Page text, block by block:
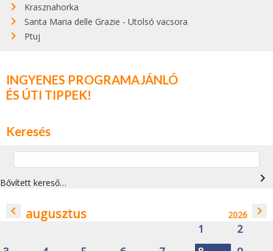
Krasznahorka
Santa Maria delle Grazie - Utolsó vacsora
Ptuj
INGYENES PROGRAMAJÁNLÓ
ÉS ÚTI TIPPEK!
Keresés
Bővített kereső… navigate_next
navigate_before augusztus 2026 navigate_next
1
2